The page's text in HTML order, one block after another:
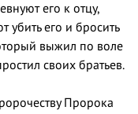
его к отцу,
убить его и бросить
выжил по воле
своих братьев.
Пророка